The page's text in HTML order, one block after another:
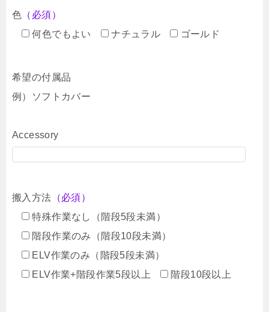
色 （必須）
何色でもよい
ナチュラル ゴールド
希望の付属品
例）ソフトカバー
Accessory
搬入方法 （必須）
特殊作業なし（階段5段未満）
階段作業のみ（階段10段未満）
ELV作業のみ（階段5段未満）
ELV作業+階段作業5段以上
階段10段以上